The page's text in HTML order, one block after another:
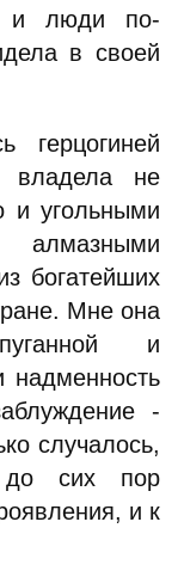
и люди по-
в своей
не
и угольными
богатейших
Мне она
и
надменность
-
случалось,
сих пор
и к